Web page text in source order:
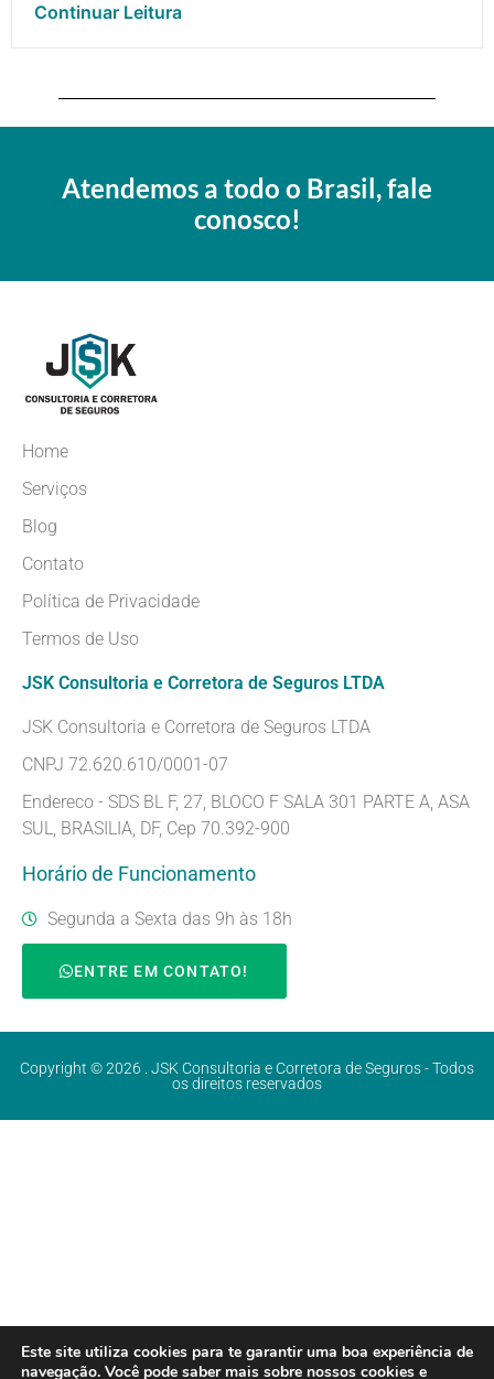
Continuar Leitura
Atendemos a todo o Brasil, fale
conosco!
Home
Serviços
Blog
Contato
Política de Privacidade
Termos de Uso
JSK Consultoria e Corretora de Seguros LTDA
JSK Consultoria e Corretora de Seguros LTDA
CNPJ 72.620.610/0001-07
Endereco - SDS BL F, 27, BLOCO F SALA 301 PARTE A, ASA
SUL, BRASILIA, DF, Cep 70.392-900
Horário de Funcionamento
Segunda a Sexta das 9h às 18h
ENTRE EM CONTATO!
Copyright © 2026 . JSK Consultoria e Corretora de Seguros - Todos
os direitos reservados
Este site utiliza cookies para te garantir uma boa experiência de
navegação. Você pode saber mais sobre nossos cookies e